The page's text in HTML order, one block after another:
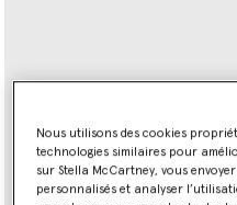
Nous utilisons des cookies
technologies similaires pour
sur Stella McCartney, vous
personnalisés et analyser